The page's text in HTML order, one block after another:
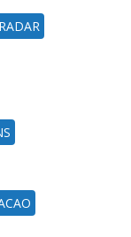
RADAR